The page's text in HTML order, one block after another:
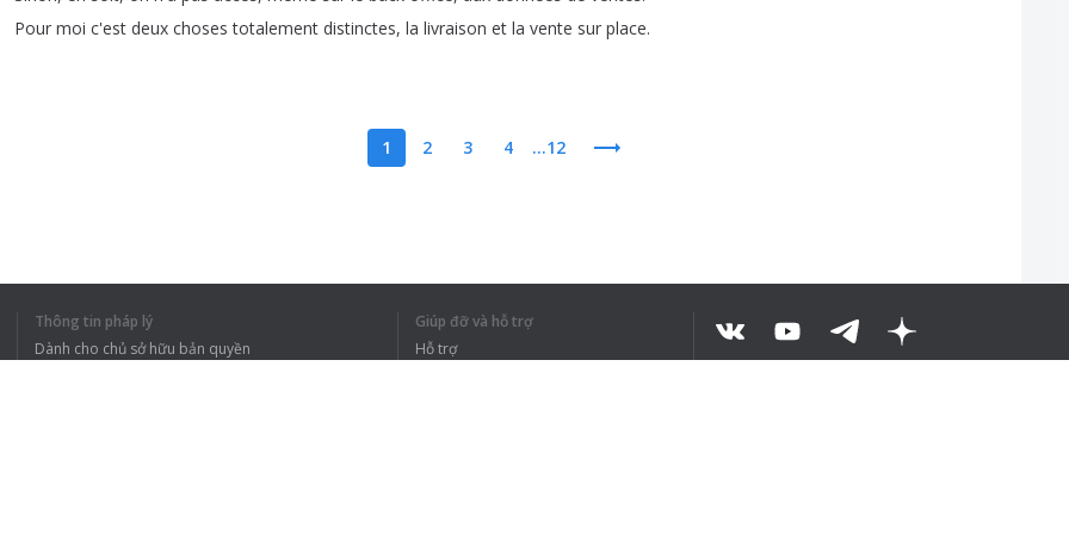
Pour moi c'est deux choses totalement distinctes, la livraison et la vente sur place.
1 2 3 4 ...12
Thông tin pháp lý
Dành cho chủ sở hữu bản quyền
Giúp đỡ và hỗ trợ
Hỗ trợ